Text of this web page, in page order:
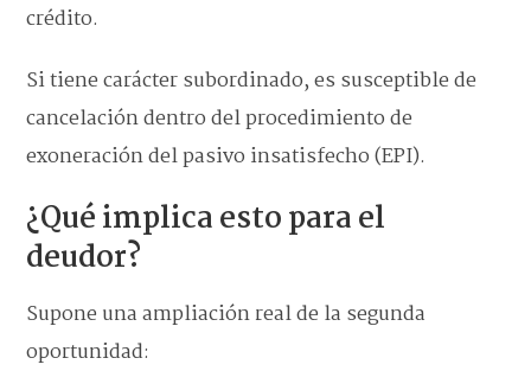
crédito.
Si tiene carácter subordinado, es susceptible de
cancelación dentro del procedimiento de
exoneración del pasivo insatisfecho (EPI).
¿Qué implica esto para el
deudor?
Supone una ampliación real de la segunda
oportunidad: